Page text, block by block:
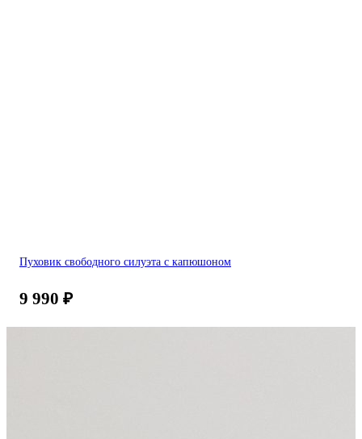
Пуховик свободного силуэта с капюшоном
9 990 ₽